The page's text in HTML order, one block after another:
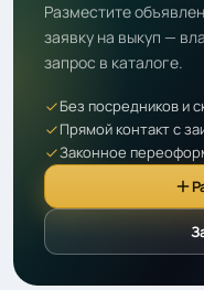
Разместите
заявку на выкуп —
запрос в каталоге.
Без посредников и
Прямой контакт с
Законное